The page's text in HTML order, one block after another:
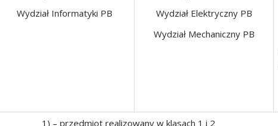
Wydział Informatyki PB
Wydział Elektryczny PB
Wydział Mechaniczny PB
1) – przedmiot realizowany w klasach 1 i 2